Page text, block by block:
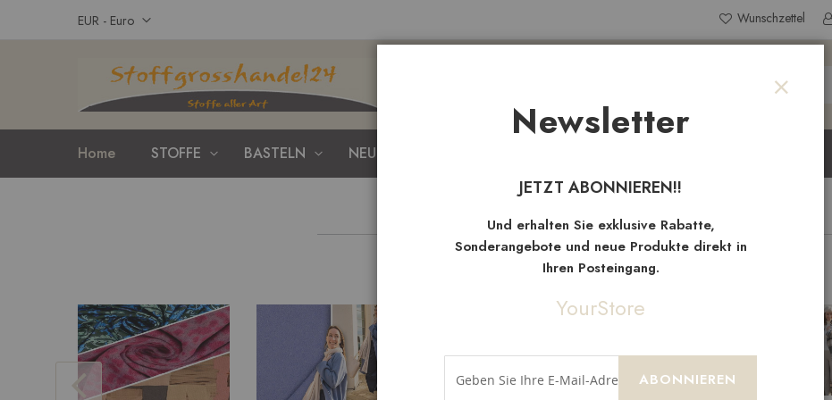
Inhalt
springen
EUR - Euro Wunschzettel
Home STOFFE BASTELN NEUHEITEN
NeueArtikel
Newsletter
JETZT ABONNIEREN!!
Und erhalten Sie exklusive Rabatte,
Sonderangebote und neue Produkte direkt in
Ihren Posteingang.
YourStore
ABONNIEREN